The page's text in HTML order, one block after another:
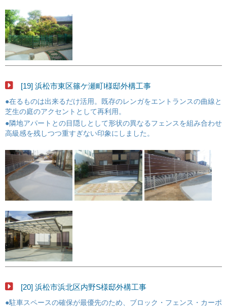
[19] 浜松市東区篠ケ瀬町I様邸外構工事
●在るものは出来るだけ活用。既存のレンガをエントランスの曲線と
芝生の庭のアクセントとして再利用。
●隣地アパートとの目隠しとして形状の異なるフェンスを組み合わせ
高級感を残しつつ重すぎない印象にしました。
[20] 浜松市浜北区内野S様邸外構工事
●駐車スペースの確保が最優先のため、ブロック・フェンス・カーポ